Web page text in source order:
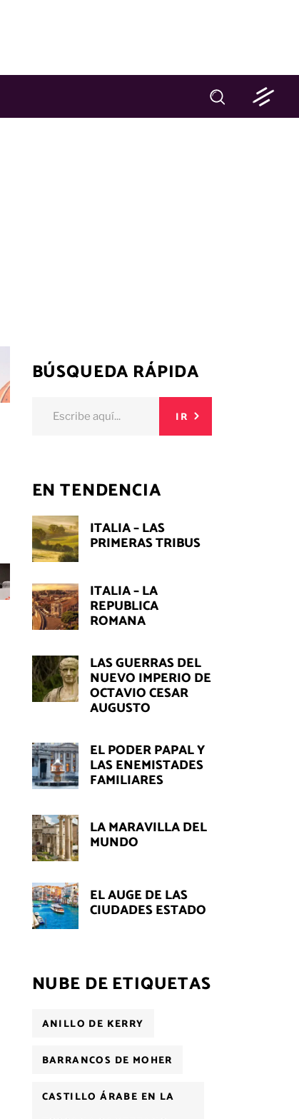
BÚSQUEDA RÁPIDA
IR
EN TENDENCIA
ITALIA – LAS
PRIMERAS TRIBUS
ITALIA – LA
REPUBLICA
ROMANA
LAS GUERRAS DEL
NUEVO IMPERIO DE
OCTAVIO CESAR
AUGUSTO
EL PODER PAPAL Y
LAS ENEMISTADES
FAMILIARES
LA MARAVILLA DEL
MUNDO
EL AUGE DE LAS
CIUDADES ESTADO
NUBE DE ETIQUETAS
ANILLO DE KERRY
BARRANCOS DE MOHER
CASTILLO ÁRABE EN LA